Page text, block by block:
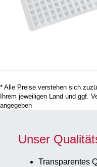
* Alle Preise verstehen sich
Ihrem jeweiligen Land und ggf.
angegeben
Unser
Transparentes